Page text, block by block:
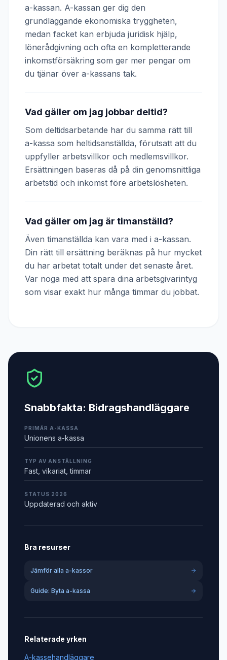
a-kassan. A-kassan ger dig den
grundläggande ekonomiska tryggheten,
medan facket kan erbjuda juridisk hjälp,
lönerådgivning och ofta en kompletterande
inkomstförsäkring som ger mer pengar om
du tjänar över a-kassans tak.
Vad gäller om jag jobbar deltid?
Som deltidsarbetande har du samma rätt till
a-kassa som heltidsanställda, förutsatt att du
uppfyller arbetsvillkor och medlemsvillkor.
Ersättningen baseras då på din genomsnittliga
arbetstid och inkomst före arbetslösheten.
Vad gäller om jag är timanställd?
Även timanställda kan vara med i a-kassan.
Din rätt till ersättning beräknas på hur mycket
du har arbetat totalt under det senaste året.
Var noga med att spara dina arbetsgivarintyg
som visar exakt hur många timmar du jobbat.
Snabbfakta: Bidragshandläggare
PRIMÄR A-KASSA
Unionens a-kassa
TYP AV ANSTÄLLNING
Fast, vikariat, timmar
STATUS 2026
Uppdaterad och aktiv
Bra resurser
Jämför alla a-kassor
Guide: Byta a-kassa
Relaterade yrken
A-kassehandläggare